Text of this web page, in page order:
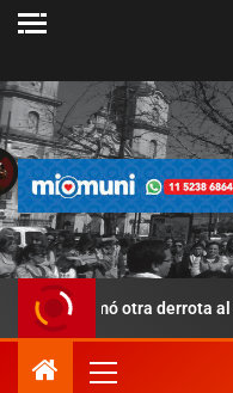
otra derrota al fracaso